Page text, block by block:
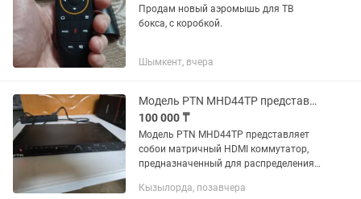
Продам новый аэромышь для ТВ
бокса, с коробкой.
Шымкент, вчера
Модель PTN MHD44TP представляет собой матричный HDMI коммутатор
100 000 ₸
Модель PTN MHD44TP представляет
собои матричный HDMI коммутатор,
предназначенный для распределения
и бытовых потребителей, в тех случаях,
Кызылорда, позавчера